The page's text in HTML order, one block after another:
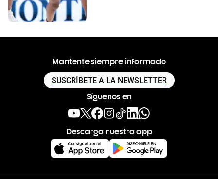
Mantente siempre informado
SUSCRÍBETE A LA NEWSLETTER
Síguenos en
Descarga nuestra app